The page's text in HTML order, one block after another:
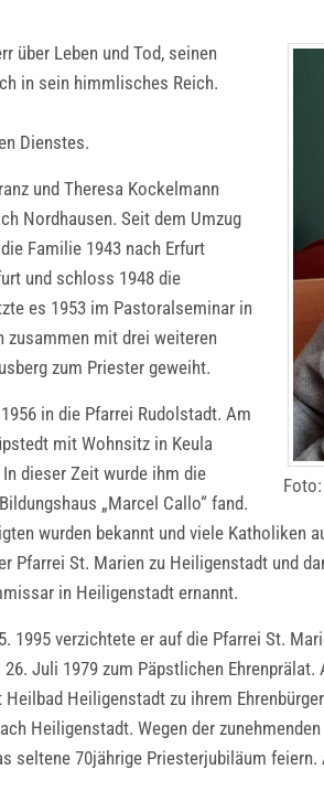
über Leben und Tod, seinen
in sein himmlisches Reich.
Dienstes.
und Theresa Kockelmann
Nordhausen. Seit dem Umzug
Familie 1943 nach Erfurt
und schloss 1948 die
es 1953 im Pastoralseminar in
mit drei weiteren
zum Priester geweiht.
in die Pfarrei Rudolstadt. Am
mit Wohnsitz in Keula
dieser Zeit wurde ihm die
„Marcel Callo“ fand.
wurden bekannt und viele Katholiken
Pfarrei St. Marien zu Heiligenstadt und
in Heiligenstadt ernannt.
verzichtete er auf die Pfarrei St.
Juli 1979 zum Päpstlichen
Heiligenstadt zu ihrem
Heiligenstadt. Wegen der
seltene 70jährige Priesterjubiläum